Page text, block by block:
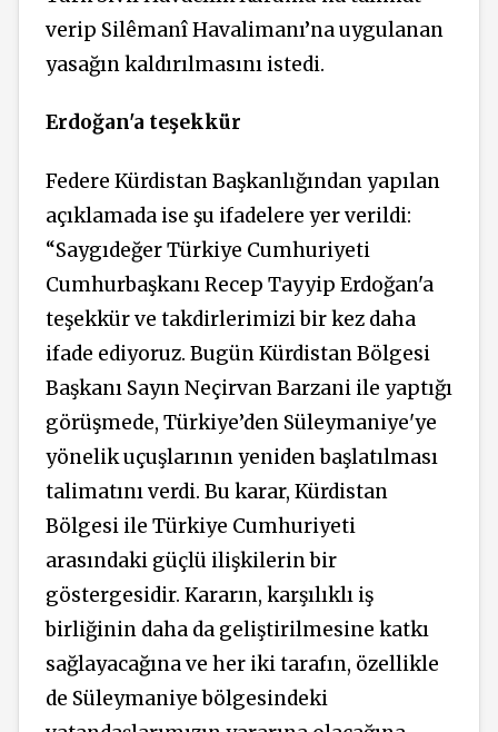
verip Silêmanî Havalimanı’na uygulanan
yasağın kaldırılmasını istedi.
Erdoğan'a teşekkür
Federe Kürdistan Başkanlığından yapılan
açıklamada ise şu ifadelere yer verildi:
“Saygıdeğer Türkiye Cumhuriyeti
Cumhurbaşkanı Recep Tayyip Erdoğan'a
teşekkür ve takdirlerimizi bir kez daha
ifade ediyoruz. Bugün Kürdistan Bölgesi
Başkanı Sayın Neçirvan Barzani ile yaptığı
görüşmede, Türkiye’den Süleymaniye'ye
yönelik uçuşlarının yeniden başlatılması
talimatını verdi. Bu karar, Kürdistan
Bölgesi ile Türkiye Cumhuriyeti
arasındaki güçlü ilişkilerin bir
göstergesidir. Kararın, karşılıklı iş
birliğinin daha da geliştirilmesine katkı
sağlayacağına ve her iki tarafın, özellikle
de Süleymaniye bölgesindeki